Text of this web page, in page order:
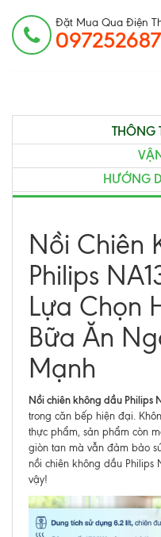
Đặt Mua Qua Điện
THÔNG
HƯỚNG
Nồi Chiên
Philips
Lựa Chọn
Bữa Ăn
Mạnh
Nồi chiên không dầu Philips
trong căn bếp hiện đại.
thực phẩm, sản phẩm còn
giòn tan mà vẫn đảm bảo
nồi chiên không dầu
vậy!